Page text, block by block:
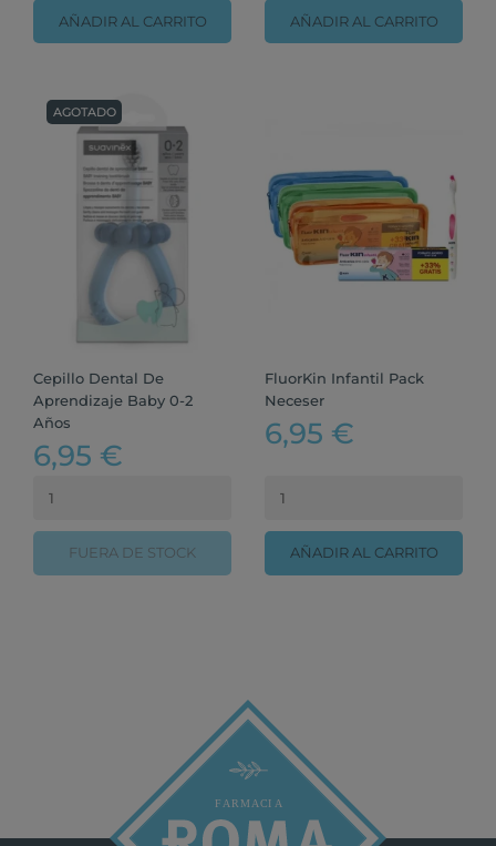
AÑADIR AL CARRITO AÑADIR AL CARRITO
Cepillo Dental De
Aprendizaje Baby 0-2
Años
6,95 €
FUERA DE STOCK
AGOTADO
FluorKin Infantil Pack
Neceser
6,95 €
AÑADIR AL CARRITO